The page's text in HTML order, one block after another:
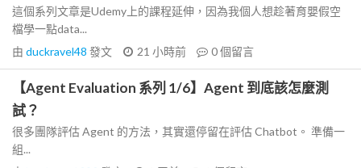
這個系列文章是Udemy上的課程延伸，因為我個人想趁著育嬰假空
檔學一點data...
由 duckravel48 發文 21 小時前 0個留言
【Agent Evaluation 系列 1/6】Agent 到底該怎麼測
試？
很多團隊評估 Agent 的方法，其實還停留在評估 Chatbot。 準備一
組...